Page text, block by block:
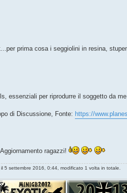
prima cosa i seggiolini in resina,
essenziali per riprodurre il soggetto da
di Discussione, Fonte: https://
ragazzi!
il 5 settembre 2016, 0:44, modificato 1 volta in totale.